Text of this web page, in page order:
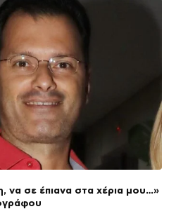
να σε έπιανα στα χέρια μου…»